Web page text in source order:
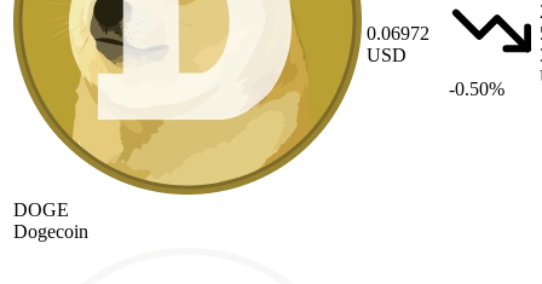
DOGE
Dogecoin
0.06972
USD
-0.50%